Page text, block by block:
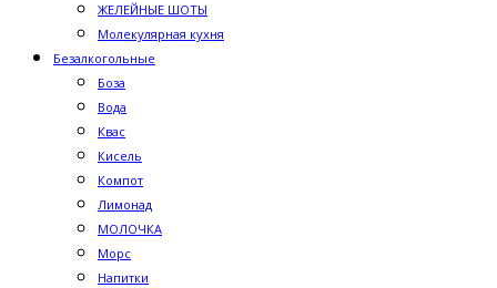
ЖЕЛЕЙНЫЕ ШОТЫ
Молекулярная кухня
Безалкогольные
Боза
Вода
Квас
Кисель
Компот
Лимонад
МОЛОЧКА
Морс
Напитки